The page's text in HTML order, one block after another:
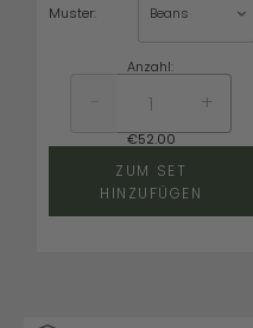
Muster:
Anzahl:
+
€52.00
ZUM SET
HINZUFÜGEN